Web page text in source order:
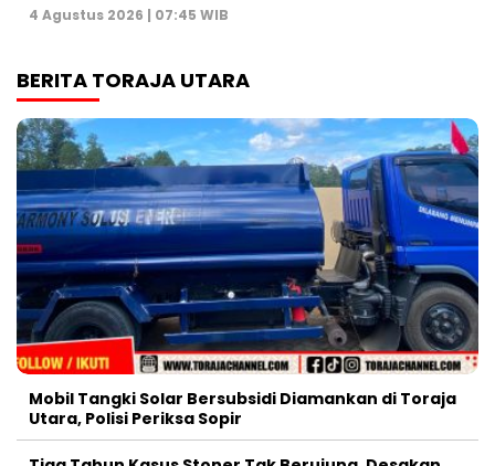
4 Agustus 2026 | 07:45 WIB
BERITA TORAJA UTARA
Mobil Tangki Solar Bersubsidi Diamankan di Toraja
Utara, Polisi Periksa Sopir